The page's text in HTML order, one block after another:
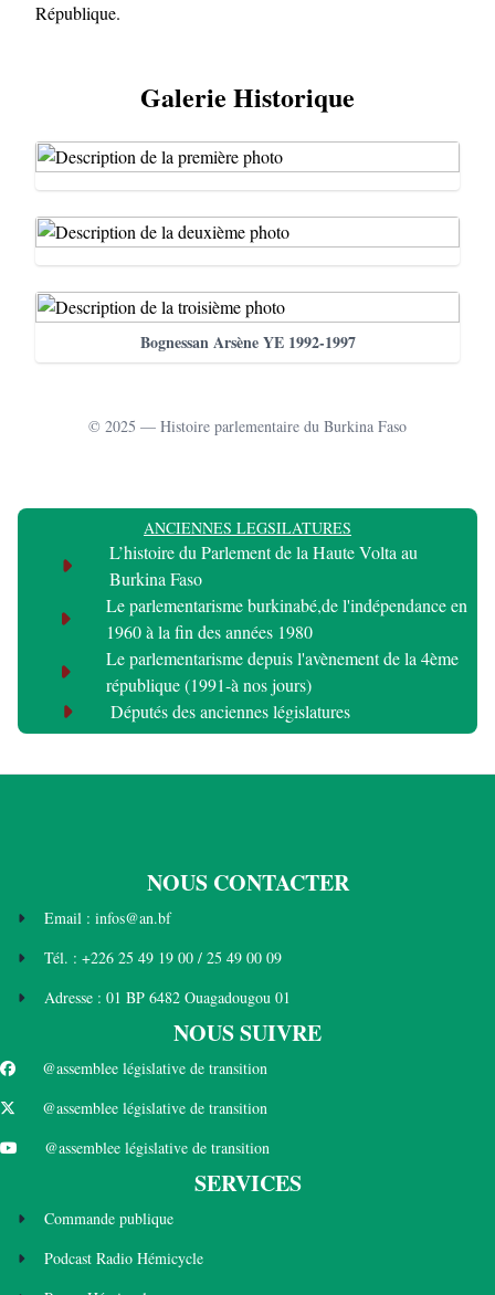
République.
Galerie Historique
Bognessan Arsène YE 1992-1997
© 2025 — Histoire parlementaire du Burkina Faso
ANCIENNES LEGSILATURES
L’histoire du Parlement de la Haute Volta au
Burkina Faso
Le parlementarisme burkinabé,de l'indépendance en
1960 à la fin des années 1980
Le parlementarisme depuis l'avènement de la 4ème
république (1991-à nos jours)
Députés des anciennes législatures
NOUS CONTACTER
Email : infos@an.bf
Tél. : +226 25 49 19 00 / 25 49 00 09
Adresse : 01 BP 6482 Ouagadougou 01
NOUS SUIVRE
@assemblee législative de transition
@assemblee législative de transition
@assemblee législative de transition
SERVICES
Commande publique
Podcast Radio Hémicycle